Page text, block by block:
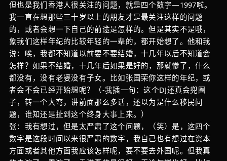
但也是我们香港人很关注的问题，就是四个数字—1997啦。
我一直在想那些三十岁以上的朋友才是最关注这样的问题
的，或者会想一下自己的前途是怎样的。但是其实不是哦，
象我们这样年纪的比较年轻的一辈的，都开始想了。他和我
说：唉，我都不知道以前要不要结婚，十几年以后不知道会
怎样？如果不结婚，十几年后如果是好的，那就惨了，什么
都没有，没有老婆没有子女。比如张国荣你这样的年纪，或
者会不会已经开始想呢？（-我插一句：这个DJ还真会兜圈
子，转一个大弯，讲前面那么多话，还以为是什么移民问
题，谁知还是扯到这个终身大事上来。）
张：我有想过，但是太严肃了这个问题，（笑）是，这四个
数字是这段时间以来很严肃的数字，我自己也有想过在资本
方面或者其他方面我应该怎样呢，要不要去外国呢。但我真